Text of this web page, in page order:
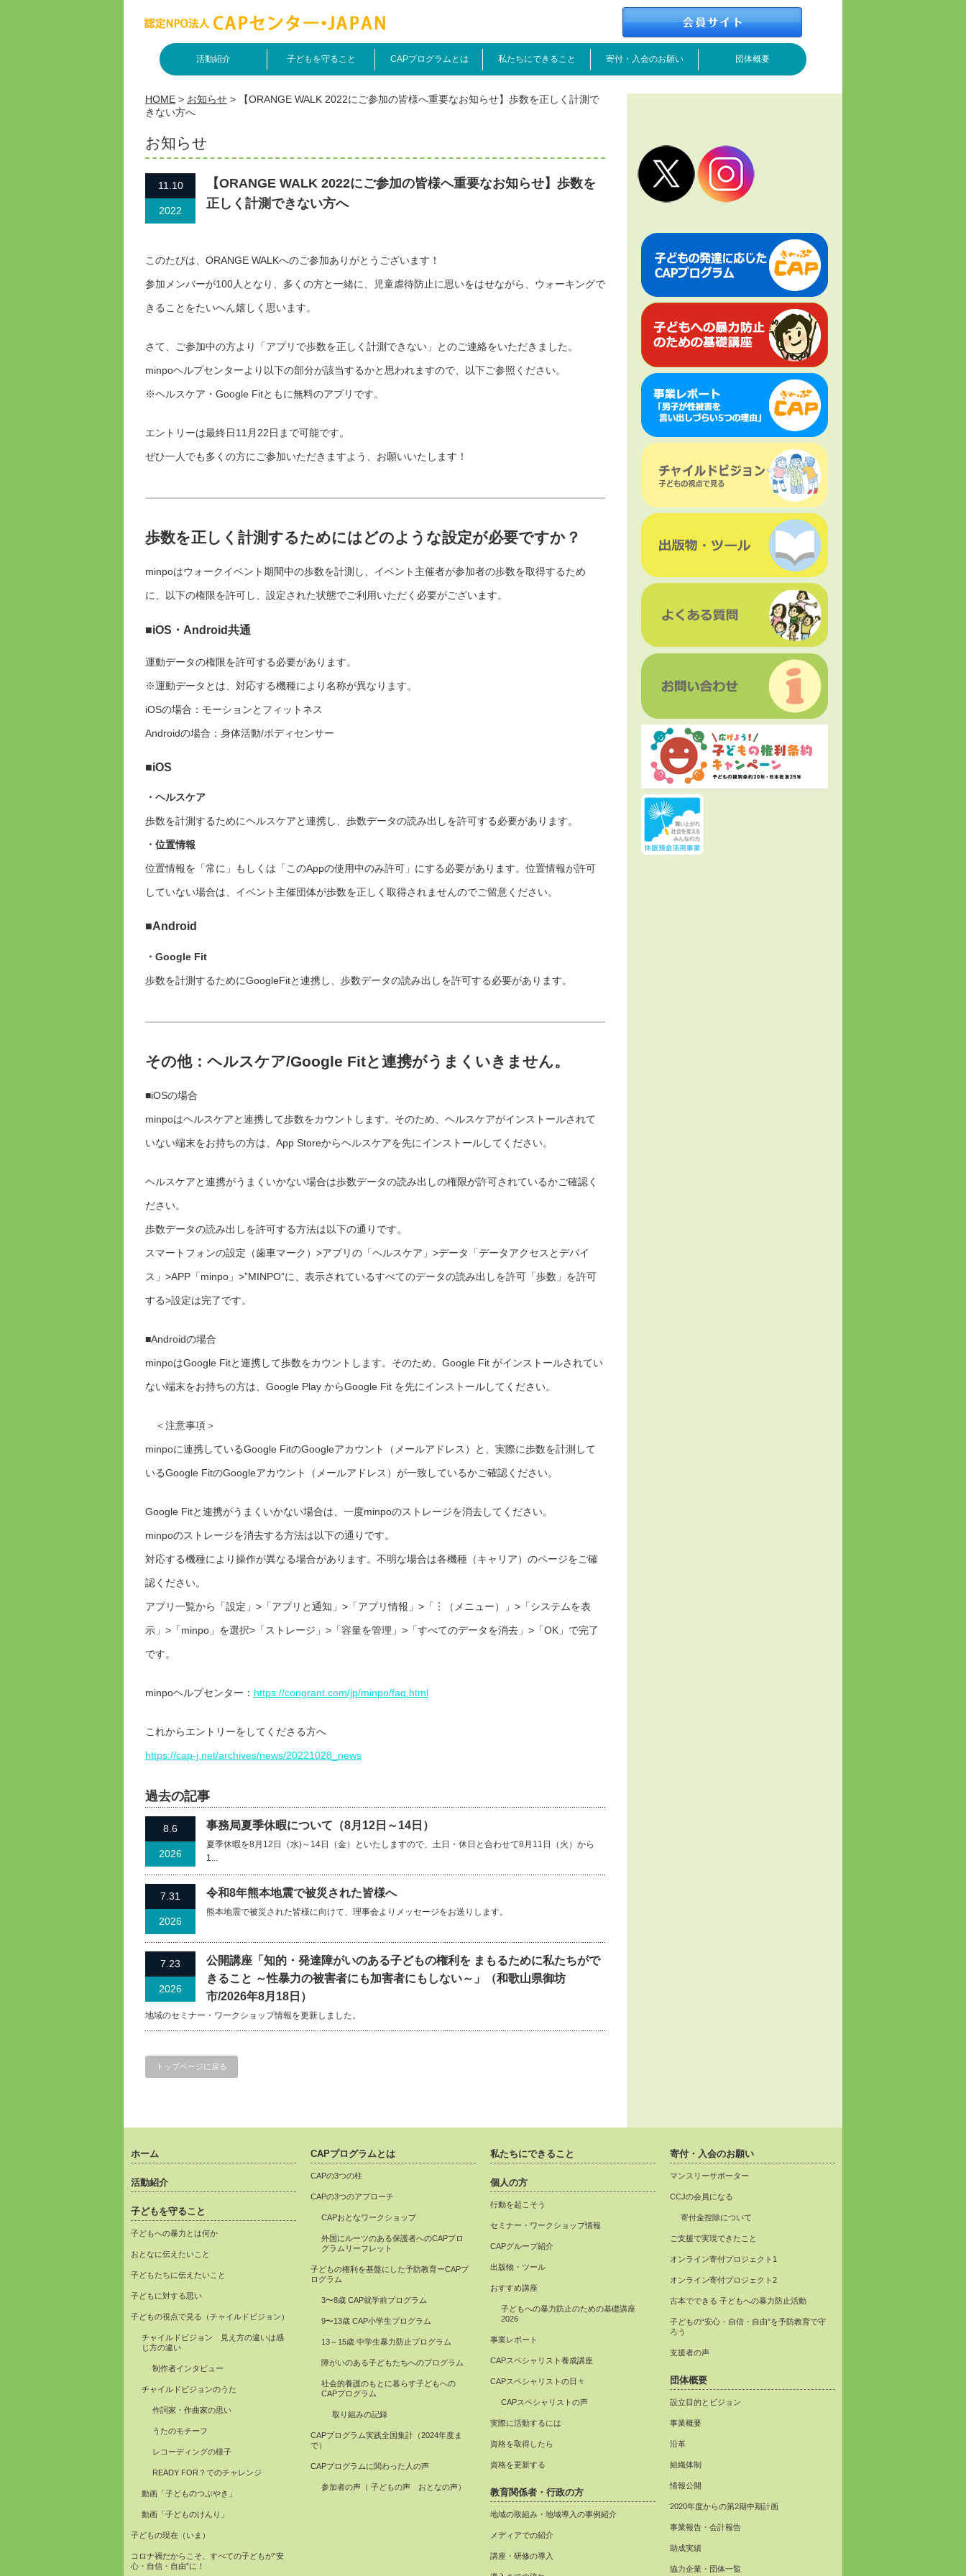
活動紹介 子どもを守ること CAPプログラムとは 私たちにできること 寄付・入会のお願い 団体概要
HOME > お知らせ >
【ORANGE WALK 2022にご参加の皆様へ重要なお知らせ】歩数を正しく計測で
きない方へ
お知らせ
11.10
2022
【ORANGE WALK 2022にご参加の皆様へ重要なお知らせ】歩数を
正しく計測できない方へ
このたびは、ORANGE WALKへのご参加ありがとうございます！
参加メンバーが100人となり、多くの方と一緒に、児童虐待防止に思いをはせながら、ウォーキングで
きることをたいへん嬉しく思います。
さて、ご参加中の方より「アプリで歩数を正しく計測できない」とのご連絡をいただきました。
minpoヘルプセンターより以下の部分が該当するかと思われますので、以下ご参照ください。
※ヘルスケア・Google Fitともに無料のアプリです。
エントリーは最終日11月22日まで可能です。
ぜひ一人でも多くの方にご参加いただきますよう、お願いいたします！
歩数を正しく計測するためにはどのような設定が必要ですか？
minpoはウォークイベント期間中の歩数を計測し、イベント主催者が参加者の歩数を取得するため
に、以下の権限を許可し、設定された状態でご利用いただく必要がございます。
■iOS・Android共通
運動データの権限を許可する必要があります。
※運動データとは、対応する機種により名称が異なります。
iOSの場合：モーションとフィットネス
Androidの場合：身体活動/ボディセンサー
■iOS
・ヘルスケア
歩数を計測するためにヘルスケアと連携し、歩数データの読み出しを許可する必要があります。
・位置情報
位置情報を「常に」もしくは「このAppの使用中のみ許可」にする必要があります。位置情報が許可
していない場合は、イベント主催団体が歩数を正しく取得されませんのでご留意ください。
■Android
・Google Fit
歩数を計測するためにGoogleFitと連携し、歩数データの読み出しを許可する必要があります。
その他：ヘルスケア/Google Fitと連携がうまくいきません。
■iOSの場合
minpoはヘルスケアと連携して歩数をカウントします。そのため、ヘルスケアがインストールされて
いない端末をお持ちの方は、App Storeからヘルスケアを先にインストールしてください。
ヘルスケアと連携がうまくいかない場合は歩数データの読み出しの権限が許可されているかご確認く
ださい。
歩数データの読み出しを許可する方法は以下の通りです。
スマートフォンの設定（歯車マーク）>アプリの「ヘルスケア」>データ「データアクセスとデバイ
ス」>APP「minpo」>”MINPO”に、表示されているすべてのデータの読み出しを許可「歩数」を許可
する>設定は完了です。
■Androidの場合
minpoはGoogle Fitと連携して歩数をカウントします。そのため、Google Fit がインストールされてい
ない端末をお持ちの方は、Google Play からGoogle Fit を先にインストールしてください。
＜注意事項＞
minpoに連携しているGoogle FitのGoogleアカウント（メールアドレス）と、実際に歩数を計測して
いるGoogle FitのGoogleアカウント（メールアドレス）が一致しているかご確認ください。
Google Fitと連携がうまくいかない場合は、一度minpoのストレージを消去してください。
minpoのストレージを消去する方法は以下の通りです。
対応する機種により操作が異なる場合があります。不明な場合は各機種（キャリア）のページをご確
認ください。
アプリ一覧から「設定」>「アプリと通知」>「アプリ情報」>「︙（メニュー）」>「システムを表
示」>「minpo」を選択>「ストレージ」>「容量を管理」>「すべてのデータを消去」>「OK」で完了
です。
minpoヘルプセンター： https://congrant.com/jp/minpo/faq.html
これからエントリーをしてくださる方へ
https://cap-j.net/archives/news/20221028_news
過去の記事
8.6
2026
事務局夏季休暇について（8月12日～14日）
夏季休暇を8月12日（水)～14日（金）といたしますので、土日・休日と合わせて8月11日（火）から
1...
7.31
2026
令和8年熊本地震で被災された皆様へ
熊本地震で被災された皆様に向けて、理事会よりメッセージをお送りします。
7.23
2026
公開講座「知的・発達障がいのある子どもの権利を まもるために私たちがで
きること ～性暴力の被害者にも加害者にもしない～」（和歌山県御坊
市/2026年8月18日）
地域のセミナー・ワークショップ情報を更新しました。
トップページに戻る
ホーム
活動紹介
子どもを守ること
子どもへの暴力とは何か
おとなに伝えたいこと
子どもたちに伝えたいこと
子どもに対する思い
子どもの視点で見る（チャイルドビジョン）
チャイルドビジョン 見え方の違いは感
じ方の違い
制作者インタビュー
チャイルドビジョンのうた
作詞家・作曲家の思い
うたのモチーフ
レコーディングの様子
READY FOR？でのチャレンジ
動画「子どものつぶやき」
動画「子どものけんり」
子どもの現在（いま）
コロナ禍だからこそ、すべての子どもが“安
心・自信・自由”に！
CAPプログラムとは
CAPの3つの柱
CAPの3つのアプローチ
CAPおとなワークショップ
外国にルーツのある保護者へのCAPプロ
グラムリーフレット
子どもの権利を基盤にした予防教育ーCAPプ
ログラム
3〜8歳 CAP就学前プログラム
9〜13歳 CAP小学生プログラム
13～15歳 中学生暴力防止プログラム
障がいのある子どもたちへのプログラム
社会的養護のもとに暮らす子どもへの
CAPプログラム
取り組みの記録
CAPプログラム実践全国集計（2024年度ま
で）
CAPプログラムに関わった人の声
参加者の声（ 子どもの声 おとなの声）
私たちにできること
個人の方
行動を起こそう
セミナー・ワークショップ情報
CAPグループ紹介
出版物・ツール
おすすめ講座
子どもへの暴力防止のための基礎講座
2026
事業レポート
CAPスペシャリスト養成講座
CAPスペシャリストの日々
CAPスペシャリストの声
実際に活動するには
資格を取得したら
資格を更新する
教育関係者・行政の方
地域の取組み・地域導入の事例紹介
メディアでの紹介
講座・研修の導入
寄付・入会のお願い
マンスリーサポーター
CCJの会員になる
寄付金控除について
ご支援で実現できたこと
オンライン寄付プロジェクト1
オンライン寄付プロジェクト2
古本でできる 子どもへの暴力防止活動
子どもの“安心・自信・自由”を予防教育で守
ろう
支援者の声
団体概要
設立目的とビジョン
事業概要
沿革
組織体制
情報公開
2020年度からの第2期中期計画
事業報告・会計報告
助成実績
協力企業・団体一覧